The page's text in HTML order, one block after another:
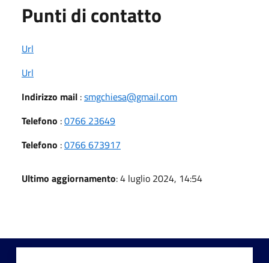
Punti di contatto
Url
Url
Indirizzo mail :smgchiesa@gmail.com
Telefono :0766 23649
Telefono :0766 673917
Ultimo aggiornamento: 4 luglio 2024, 14:54